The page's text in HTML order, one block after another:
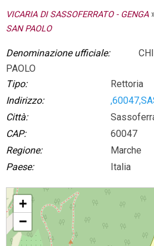
VICARIA DI SASSOFERRATO - GENGA
SAN PAOLO
Denominazione ufficiale:
PAOLO
Tipo:
Rettoria
Indirizzo:
Città:
CAP:
60047
Regione:
Marche
Paese:
Italia
CHIESA DI S. PAOLO IN SAN PAOLO
+
−